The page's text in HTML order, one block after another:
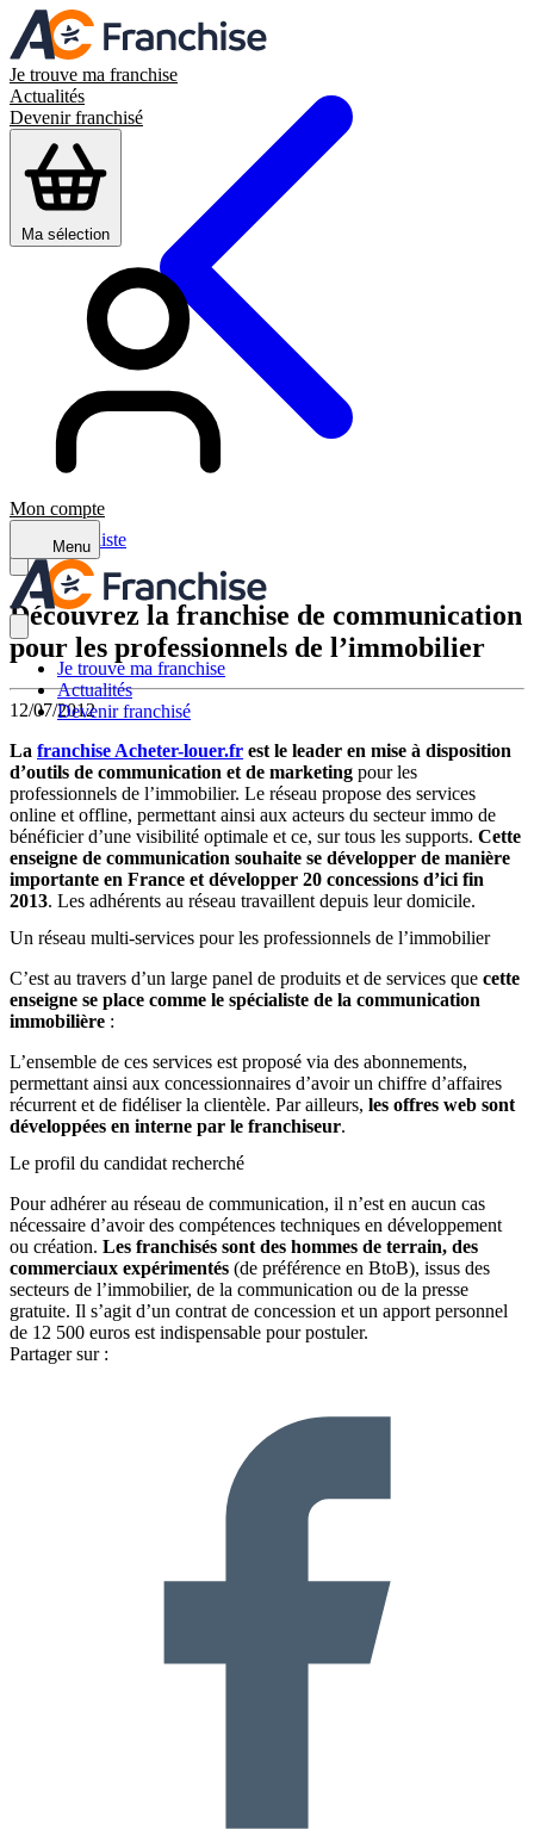
Je trouve ma franchise
Actualités
Devenir franchisé
Ma sélection
Mon compte
Menu
Je trouve ma franchise
Actualités
Devenir franchisé
Retour à la liste
Découvrez la franchise de communication
pour les professionnels de l’immobilier
12/07/2012
La franchise Acheter-louer.fr est le leader en mise à disposition
d’outils de communication et de marketing pour les
professionnels de l’immobilier. Le réseau propose des services
online et offline, permettant ainsi aux acteurs du secteur immo de
bénéficier d’une visibilité optimale et ce, sur tous les supports. Cette
enseigne de communication souhaite se développer de manière
importante en France et développer 20 concessions d’ici fin
2013. Les adhérents au réseau travaillent depuis leur domicile.
Un réseau multi-services pour les professionnels de l’immobilier
C’est au travers d’un large panel de produits et de services que cette
enseigne se place comme le spécialiste de la communication
immobilière :
L’ensemble de ces services est proposé via des abonnements,
permettant ainsi aux concessionnaires d’avoir un chiffre d’affaires
récurrent et de fidéliser la clientèle. Par ailleurs, les offres web sont
développées en interne par le franchiseur.
Le profil du candidat recherché
Pour adhérer au réseau de communication, il n’est en aucun cas
nécessaire d’avoir des compétences techniques en développement
ou création. Les franchisés sont des hommes de terrain, des
commerciaux expérimentés (de préférence en BtoB), issus des
secteurs de l’immobilier, de la communication ou de la presse
gratuite. Il s’agit d’un contrat de concession et un apport personnel
de 12 500 euros est indispensable pour postuler.
Partager sur :